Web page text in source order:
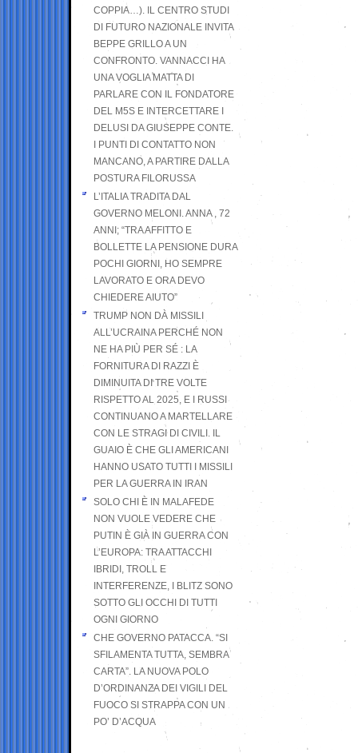
COPPIA…). IL CENTRO STUDI
DI FUTURO NAZIONALE INVITA
BEPPE GRILLO A UN
CONFRONTO. VANNACCI HA
UNA VOGLIA MATTA DI
PARLARE CON IL FONDATORE
DEL M5S E INTERCETTARE I
DELUSI DA GIUSEPPE CONTE.
I PUNTI DI CONTATTO NON
MANCANO, A PARTIRE DALLA
POSTURA FILORUSSA
L’ITALIA TRADITA DAL
GOVERNO MELONI. ANNA , 72
ANNI; “TRA AFFITTO E
BOLLETTE LA PENSIONE DURA
POCHI GIORNI, HO SEMPRE
LAVORATO E ORA DEVO
CHIEDERE AIUTO”
TRUMP NON DÀ MISSILI
ALL’UCRAINA PERCHÉ NON
NE HA PIÙ PER SÉ : LA
FORNITURA DI RAZZI È
DIMINUITA DI TRE VOLTE
RISPETTO AL 2025, E I RUSSI
CONTINUANO A MARTELLARE
CON LE STRAGI DI CIVILI. IL
GUAIO È CHE GLI AMERICANI
HANNO USATO TUTTI I MISSILI
PER LA GUERRA IN IRAN
SOLO CHI È IN MALAFEDE
NON VUOLE VEDERE CHE
PUTIN È GIÀ IN GUERRA CON
L’EUROPA: TRA ATTACCHI
IBRIDI, TROLL E
INTERFERENZE, I BLITZ SONO
SOTTO GLI OCCHI DI TUTTI
OGNI GIORNO
CHE GOVERNO PATACCA. “SI
SFILAMENTA TUTTA, SEMBRA
CARTA”. LA NUOVA POLO
D’ORDINANZA DEI VIGILI DEL
FUOCO SI STRAPPA CON UN
PO’ D’ACQUA